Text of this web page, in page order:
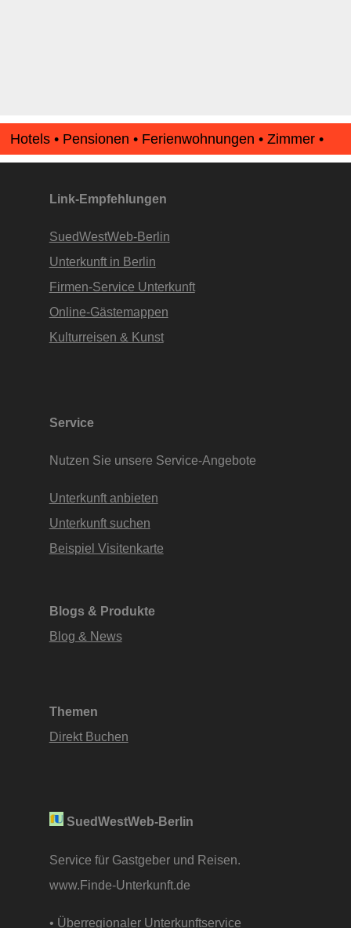
Hotels • Pensionen • Ferienwohnungen • Zimmer •
Apartments • www.Finde-Unterkunft.de
Link-Empfehlungen
SuedWestWeb-Berlin
Unterkunft in Berlin
Firmen-Service Unterkunft
Online-Gästemappen
Kulturreisen & Kunst
Service
Nutzen Sie unsere Service-Angebote
Unterkunft anbieten
Unterkunft suchen
Beispiel Visitenkarte
Blogs & Produkte
Blog & News
Themen
Direkt Buchen
SuedWestWeb-Berlin
Service für Gastgeber und Reisen.
www.Finde-Unterkunft.de
• Überregionaler Unterkunftservice